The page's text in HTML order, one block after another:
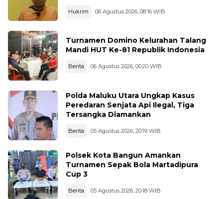
Hukrim 06 Agustus 2026, 08:16 WIB
Turnamen Domino Kelurahan Talang
Mandi HUT Ke-81 Republik Indonesia
Berita 06 Agustus 2026, 00:20 WIB
Polda Maluku Utara Ungkap Kasus
Peredaran Senjata Api Ilegal, Tiga
Tersangka Diamankan
Berita 05 Agustus 2026, 20:19 WIB
Polsek Kota Bangun Amankan
Turnamen Sepak Bola Martadipura
Cup 3
Berita 05 Agustus 2026, 20:18 WIB